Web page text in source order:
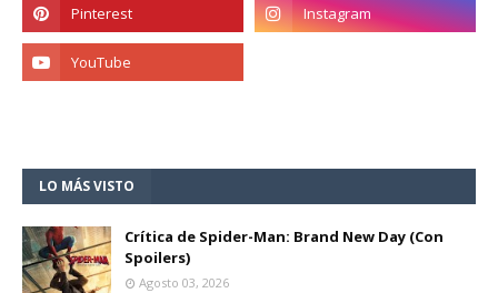
LO MÁS VISTO
Crítica de Spider-Man: Brand New Day (Con
Spoilers)
Agosto 03, 2026